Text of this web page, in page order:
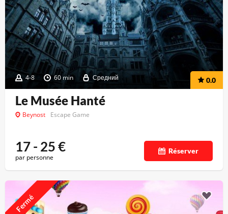
4-8 60 min Средний 0.0
Le Musée Hanté
Beynost Escape Game
17 - 25€
par personne
Réserver
Fermé